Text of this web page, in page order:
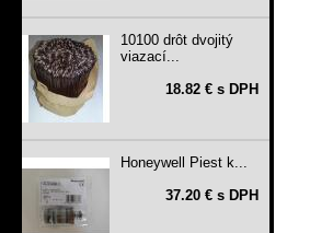
10100 drôt dvojitý
viazací...
18.82 € s DPH
Honeywell Piest k...
37.20 € s DPH